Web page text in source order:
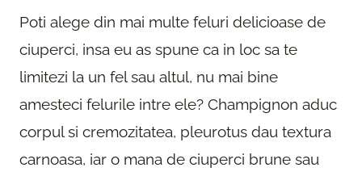
Poti alege din mai multe feluri delicioase de
ciuperci, insa eu as spune ca in loc sa te
limitezi la un fel sau altul, nu mai bine
amesteci felurile intre ele? Champignon aduc
corpul si cremozitatea, pleurotus dau textura
carnoasa, iar o mana de ciuperci brune sau